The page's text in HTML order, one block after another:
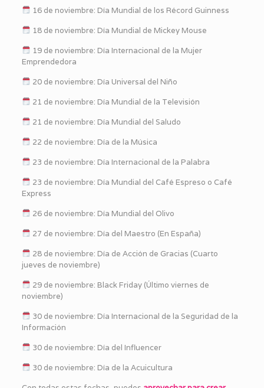
16 de noviembre: Día Mundial de los Récord Guinness
18 de noviembre: Día Mundial de Mickey Mouse
19 de noviembre: Día Internacional de la Mujer
Emprendedora
20 de noviembre: Día Universal del Niño
21 de noviembre: Día Mundial de la Televisión
21 de noviembre: Día Mundial del Saludo
22 de noviembre: Día de la Música
23 de noviembre: Día Internacional de la Palabra
23 de noviembre: Día Mundial del Café Espreso o Café
Express
26 de noviembre: Día Mundial del Olivo
27 de noviembre: Día del Maestro (En España)
28 de noviembre: Día de Acción de Gracias (Cuarto
jueves de noviembre)
29 de noviembre: Black Friday (Último viernes de
noviembre)
30 de noviembre: Día Internacional de la Seguridad de la
Información
30 de noviembre: Día del Influencer
30 de noviembre: Día de la Acuicultura